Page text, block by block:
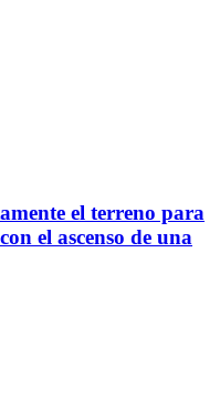
el terreno para
el ascenso de una